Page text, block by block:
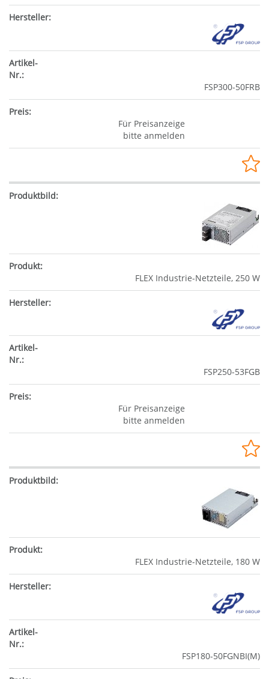
FSP300-50FRB
Für Preisanzeige
bitte anmelden
FLEX Industrie-Netzteile, 250 W
FSP250-53FGB
Für Preisanzeige
bitte anmelden
FLEX Industrie-Netzteile, 180 W
FSP180-50FGNBI(M)